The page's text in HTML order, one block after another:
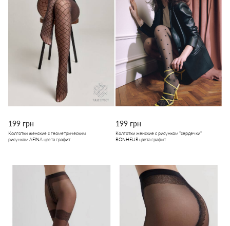
199 грн
Колготки женские с геометрическим
рисунком AFINA цвета графит
199 грн
Колготки женские с рисунком "сердечки"
BONHEUR цвета графит